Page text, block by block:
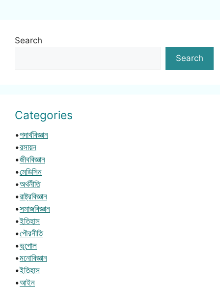
Search
Search
Categories
•পদার্থবিজ্ঞান
•রসায়ন
•জীববিজ্ঞান
•মেডিসিন
•অর্থনীতি
•রাষ্ট্রবিজ্ঞান
•সমাজবিজ্ঞান
•ইতিহাস
•পৌরনীতি
•ভূগোল
•মনোবিজ্ঞান
•ইতিহাস
•আইন